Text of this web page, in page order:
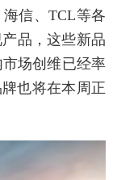
信、TCL等各
品，这些新品
场创维已经率
也将在本周正